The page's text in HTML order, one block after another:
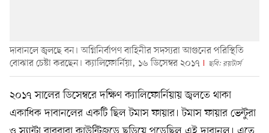
দাবানলে জ্বলছে বন। অগ্নিনির্বাপণ বাহিনীর সদস্যরা আগুনের পরিস্থিতি
বোঝার চেষ্টা করছেন। ক্যালিফোর্নিয়া, ১৬ ডিসেম্বর ২০১৭
ছবি: রয়টার্স
২০১৭ সালের ডিসেম্বরে দক্ষিণ ক্যালিফোর্নিয়ায় জ্বলতে থাকা
একাধিক দাবানলের একটি ছিল টমাস ফায়ার। টমাস ফায়ার ভেন্টুরা